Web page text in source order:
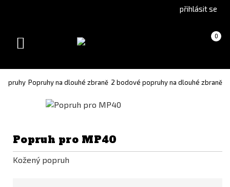
version(Slovak)
přihlásit se
Košík 0
(prázdný)
Toggle
Popruhy Popruhy na dlouhé zbraně 2 bodové popruhy na dlouhé zbraně
Popruh pro MP40
Kožený popruh